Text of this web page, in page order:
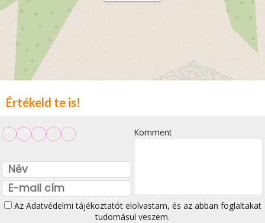
Értékeld te is!
Komment
Az Adatvédelmi tájékoztatótelolvastam, és az abban foglaltakat
tudomásul veszem.